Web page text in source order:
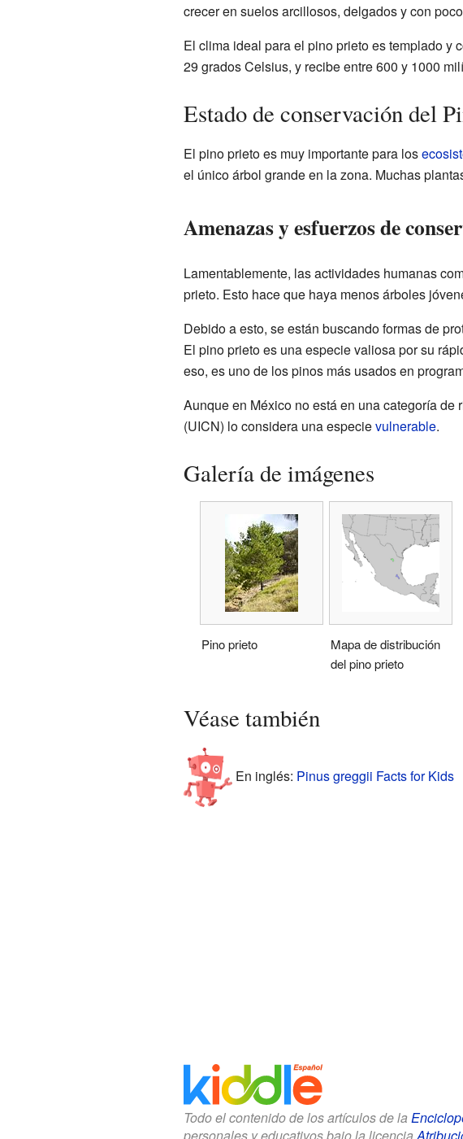
crecer en suelos arcillosos, delgados y con
El clima ideal para el pino prieto es templado y
29 grados Celsius, y recibe entre 600 y 1000
Estado de conservación del
El pino prieto es muy importante para los
el único árbol grande en la zona. Muchas
Amenazas y esfuerzos de
Lamentablemente, las actividades humanas
prieto. Esto hace que haya menos árboles
Debido a esto, se están buscando formas de
El pino prieto es una especie valiosa por su
eso, es uno de los pinos más usados en
Aunque en México no está en una categoría de
(UICN) lo considera una especievulnerable.
Galería de imágenes
Pino prieto
Mapa de distribución
del pino prieto
Véase también
En inglés: Pinus greggii Facts for Kids
Todo el contenido de los artículos de la
personales y educativos bajo la licencia